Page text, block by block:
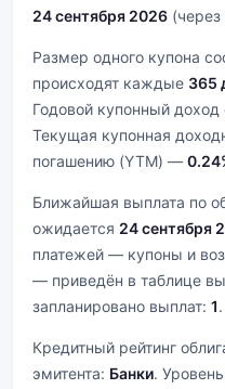
24 сентября 2026
Размер одного купона
происходят каждые 365
Годовой купонный
Текущая купонная
погашению (YTM) —
Ближайшая выплата по
ожидается 24 сентября
платежей — купоны и
— приведён в таблице
запланировано выплат: 1.
Кредитный рейтинг
эмитента: Банки.